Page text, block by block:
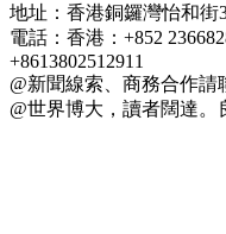
地址：香港銅鑼灣怡和街
電話：香港：+852
+8613802512911
@新聞線索、商務合作請
@世界博大，讀者闊達。